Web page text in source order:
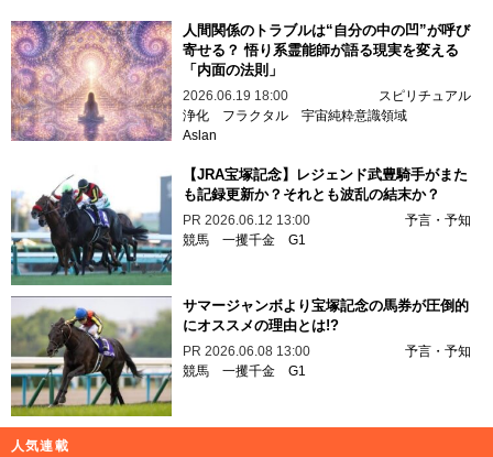
人間関係のトラブルは“自分の中の凹”が呼び
寄せる？ 悟り系霊能師が語る現実を変える
「内面の法則」
2026.06.19 18:00
スピリチュアル
浄化
フラクタル 宇宙純粋意識領域
Aslan
【JRA宝塚記念】レジェンド武豊騎手がまた
も記録更新か？それとも波乱の結末か？
PR 2026.06.12 13:00
予言・予知
競馬 一攫千金 G1
サマージャンボより宝塚記念の馬券が圧倒的
にオススメの理由とは!?
PR 2026.06.08 13:00
予言・予知
競馬 一攫千金 G1
人気連載